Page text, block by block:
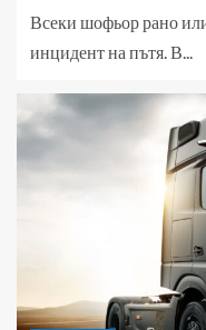
Всеки шофьор рано
инцидент на пътя. В...